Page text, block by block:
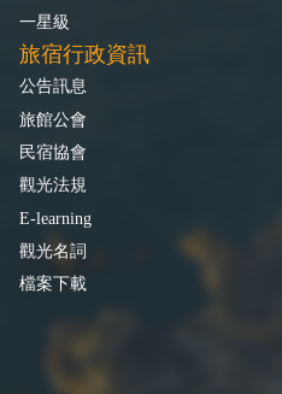
一星級
旅宿行政資訊
公告訊息
旅館公會
民宿協會
觀光法規
E-learning
觀光名詞
檔案下載